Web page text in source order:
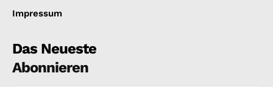
Impressum
Das Neueste
Abonnieren